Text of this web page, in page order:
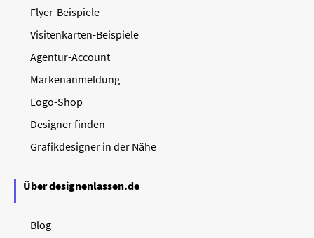
Flyer-Beispiele
Visitenkarten-Beispiele
Agentur-Account
Markenanmeldung
Logo-Shop
Designer finden
Grafikdesigner in der Nähe
Über designenlassen.de
Blog